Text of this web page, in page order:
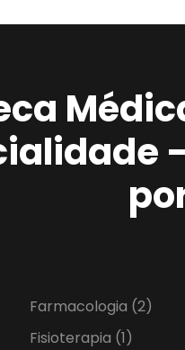
Farmacologia (2)
Fisioterapia (1)